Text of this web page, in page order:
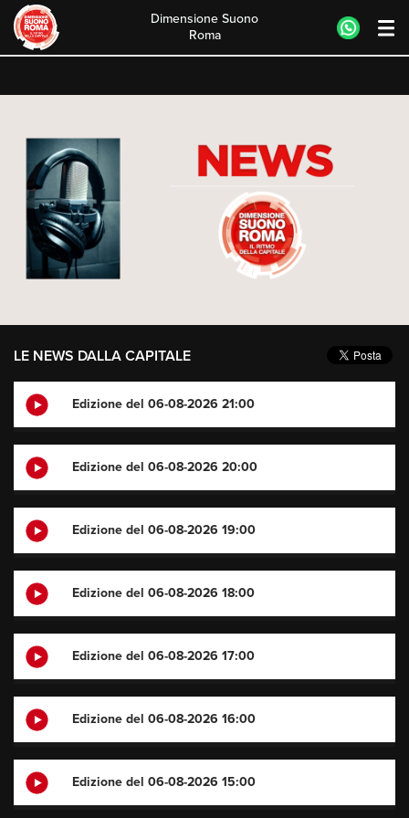
content
Dimensione Suono
Roma
LE NEWS DALLA CAPITALE
Edizione del 06-08-2026 21:00
Edizione del 06-08-2026 20:00
Edizione del 06-08-2026 19:00
Edizione del 06-08-2026 18:00
Edizione del 06-08-2026 17:00
Edizione del 06-08-2026 16:00
Edizione del 06-08-2026 15:00